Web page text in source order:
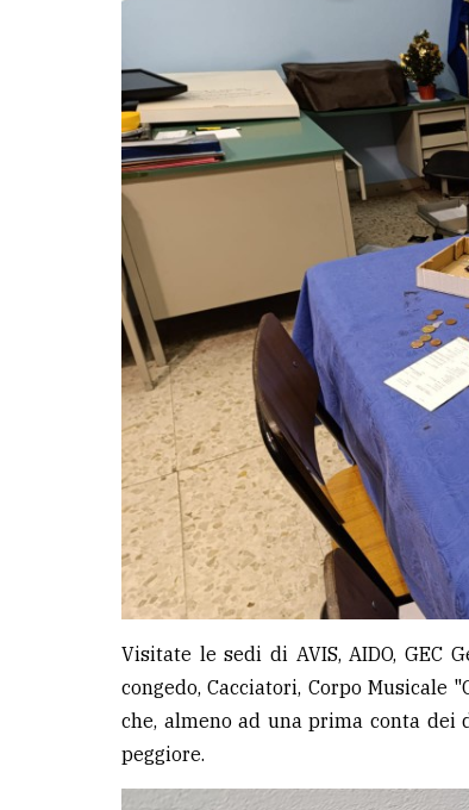
Visitate le sedi di AVIS, AIDO, GEC
congedo, Cacciatori, Corpo
che, almeno ad una prima conta dei
peggiore.